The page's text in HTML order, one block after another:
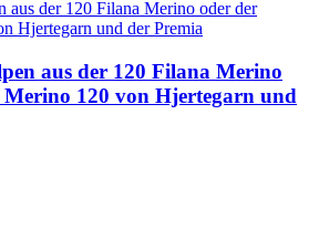
aus der 120 Filana Merino
120 von Hjertegarn und